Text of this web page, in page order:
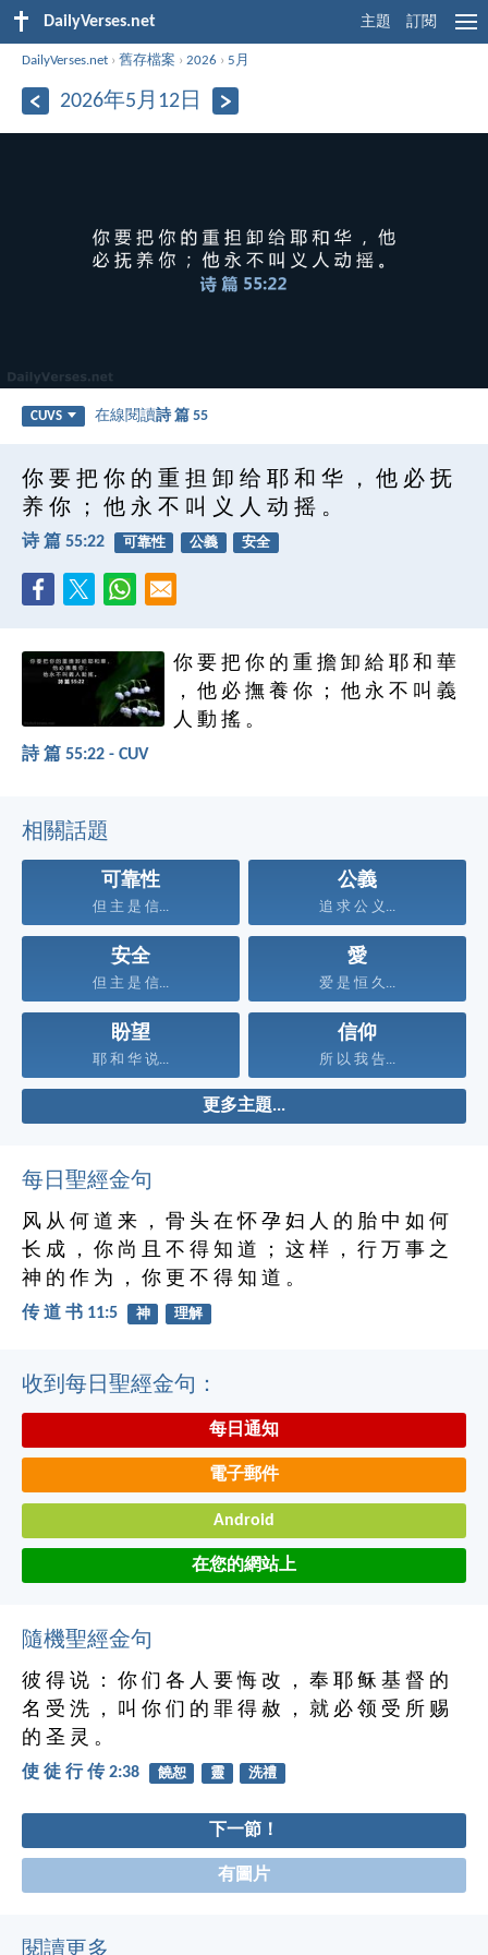
DailyVerses.net 主題 訂閱
DailyVerses.net ›舊存檔案 ›2026 ›5月
2026年5月12日
CUVS 在線閱讀詩 篇 55
你 要 把 你 的 重 担 卸 给 耶 和 华 ， 他 必 抚
养 你 ； 他 永 不 叫 义 人 动 摇 。
诗 篇 55:22 可靠性 公義 安全
你 要 把 你 的 重 擔 卸 給 耶 和 華
， 他 必 撫 養 你 ； 他 永 不 叫 義
人 動 搖 。
詩 篇 55:22 - CUV
相關話題
可靠性
但 主 是 信...
公義
追 求 公 义...
安全
但 主 是 信...
愛
爱 是 恒 久...
盼望
耶 和 华 说...
信仰
所 以 我 告...
更多主題...
每日聖經金句
风 从 何 道 来 ， 骨 头 在 怀 孕 妇 人 的 胎 中 如 何
长 成 ， 你 尚 且 不 得 知 道 ； 这 样 ， 行 万 事 之
神 的 作 为 ， 你 更 不 得 知 道 。
传 道 书 11:5 神 理解
收到每日聖經金句：
每日通知
電子郵件
Android
在您的網站上
隨機聖經金句
彼 得 说 ： 你 们 各 人 要 悔 改 ， 奉 耶 稣 基 督 的
名 受 洗 ， 叫 你 们 的 罪 得 赦 ， 就 必 领 受 所 赐
的 圣 灵 。
使 徒 行 传 2:38 饒恕 靈 洗禮
下一節！
有圖片